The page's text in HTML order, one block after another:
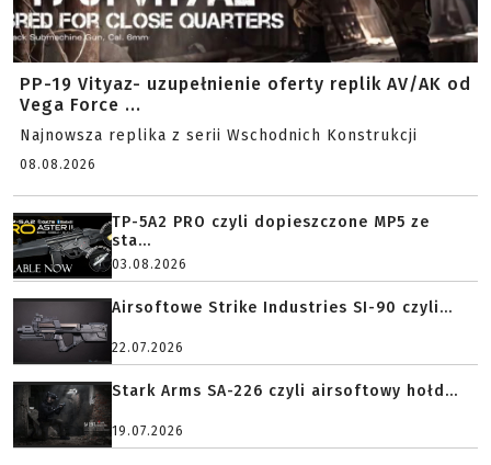
PP-19 Vityaz- uzupełnienie oferty replik AV/AK od
Vega Force ...
Najnowsza replika z serii Wschodnich Konstrukcji
08.08.2026
TP-5A2 PRO czyli dopieszczone MP5 ze
sta...
03.08.2026
Airsoftowe Strike Industries SI-90 czyli...
22.07.2026
Stark Arms SA-226 czyli airsoftowy hołd...
19.07.2026